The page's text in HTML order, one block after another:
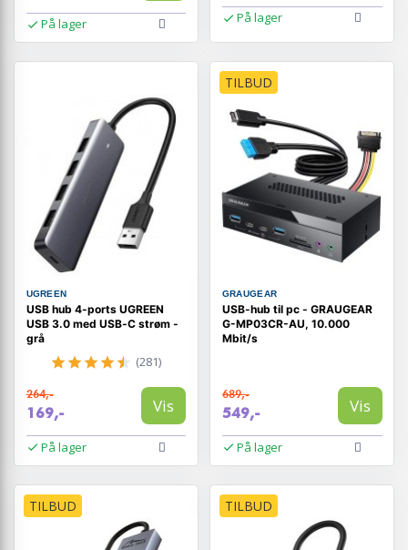
På lager På lager
UGREEN
USB hub 4-ports UGREEN
USB 3.0 med USB‑C strøm -
grå
(281)
264,-
169,- Vis
På lager
TILBUD
GRAUGEAR
USB-hub til pc - GRAUGEAR
G-MP03CR-AU, 10.000
Mbit/s
689,-
549,- Vis
På lager
TILBUD TILBUD